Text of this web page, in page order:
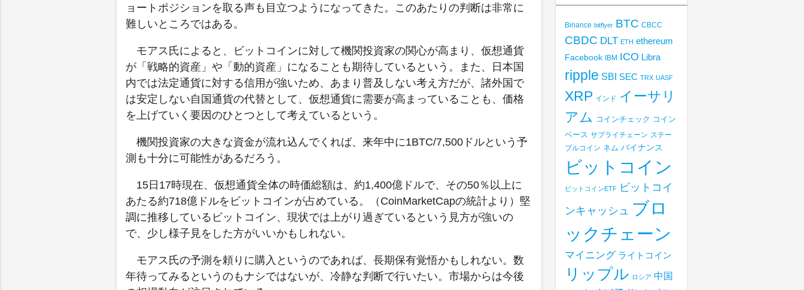
ョートポジションを取る声も目立つようになってきた。このあたりの判断は非常に
難しいところではある。
モアス氏によると、ビットコインに対して機関投資家の関心が高まり、仮想通貨
が「戦略的資産」や「動的資産」になることも期待しているという。また、日本国
内では法定通貨に対する信用が強いため、あまり普及しない考え方だが、諸外国で
は安定しない自国通貨の代替として、仮想通貨に需要が高まっていることも、価格
を上げていく要因のひとつとして考えているという。
機関投資家の大きな資金が流れ込んでくれば、来年中に1BTC/7,500ドルという予
測も十分に可能性があるだろう。
15日17時現在、仮想通貨全体の時価総額は、約1,400億ドルで、その50％以上に
あたる約718億ドルをビットコインが占めている。（CoinMarketCapの統計より）堅
調に推移しているビットコイン、現状では上がり過ぎているという見方が強いの
で、少し様子見をした方がいいかもしれない。
モアス氏の予測を頼りに購入というのであれば、長期保有覚悟かもしれない。数
年待ってみるというのもナシではないが、冷静な判断で行いたい。市場からは今後
Binance bitflyer BTC CBCC
CBDC DLT ETH ethereum
Facebook IBM ICO Libra
ripple SBI SEC TRX UASF
XRP インド イーサリ
アム コインチェック コイン
ベース サプライチェーン ステー
ブルコイン ネム バイナンス
ビットコイン
ビットコインETF
ビットコイ
ンキャッシュ ブロ
ックチェーン
マイニング ライトコイン
リップル ロシア 中国